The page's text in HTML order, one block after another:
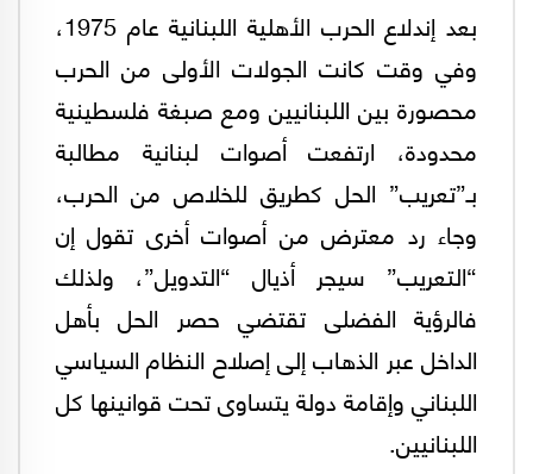
بعد إندلاع الحرب الأهلية اللبنانية عام 1975،
وفي وقت كانت الجولات الأولى من الحرب
محصورة بين اللبنانيين ومع صبغة فلسطينية
محدودة، ارتفعت أصوات لبنانية مطالبة
بـ”تعريب” الحل كطريق للخلاص من الحرب،
وجاء رد معترض من أصوات أخرى تقول إن
“التعريب” سيجر أذيال “التدويل”، ولذلك
فالرؤية الفضلى تقتضي حصر الحل بأهل
الداخل عبر الذهاب إلى إصلاح النظام السياسي
اللبناني وإقامة دولة يتساوى تحت قوانينها كل
اللبنانيين.